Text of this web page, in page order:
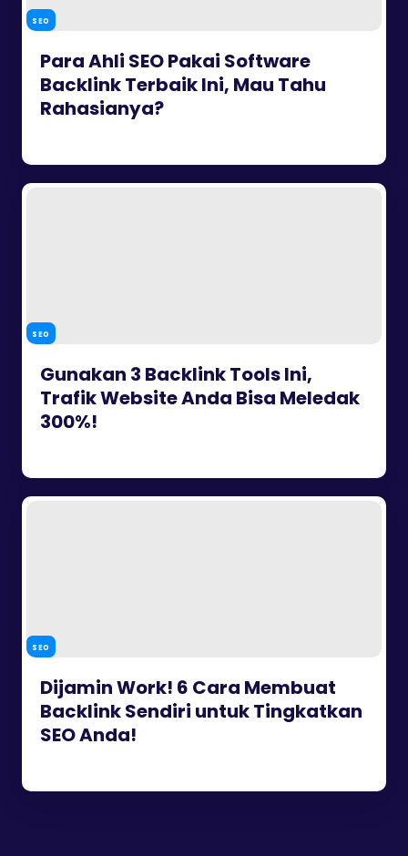
SEO
Para Ahli SEO Pakai Software
Backlink Terbaik Ini, Mau Tahu
Rahasianya?
SEO
Gunakan 3 Backlink Tools Ini,
Trafik Website Anda Bisa Meledak
300%!
SEO
Dijamin Work! 6 Cara Membuat
Backlink Sendiri untuk Tingkatkan
SEO Anda!